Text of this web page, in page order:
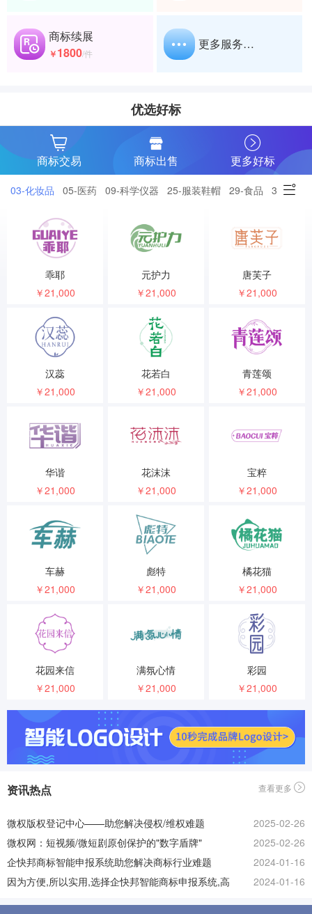
商标续展
￥1800/件
更多服务…
优选好标
商标交易 商标出售 更多好标
03-化妆品 05-医药 09-科学仪器 25-服装鞋帽 29-食品 30-小食
乖耶
￥21,000
元护力
￥21,000
唐芙子
￥21,000
汉蕊
￥21,000
花若白
￥21,000
青莲颂
￥21,000
华谐
￥21,000
花沫沫
￥21,000
宝粹
￥21,000
车赫
￥21,000
彪特
￥21,000
橘花猫
￥21,000
花园来信
￥21,000
满氛心情
￥21,000
彩园
￥21,000
资讯热点 查看更多
微权版权登记中心——助您解决侵权/维权难题
2025-02-26
微权网：短视频/微短剧原创保护的"数字盾牌"
2025-02-26
企快邦商标智能申报系统助您解决商标行业难题
2024-01-16
因为方便,所以实用,选择企快邦智能商标申报系统,高
2024-01-16